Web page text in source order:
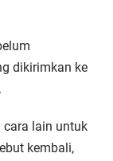
dikirimkan ke
cara lain untuk
kembali,